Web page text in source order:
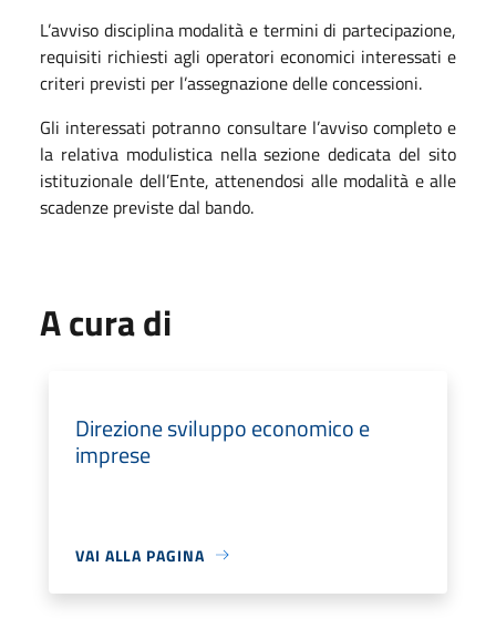
L’avviso disciplina modalità e termini di partecipazione,
requisiti richiesti agli operatori economici interessati e
criteri previsti per l’assegnazione delle concessioni.
Gli interessati potranno consultare l’avviso completo e
la relativa modulistica nella sezione dedicata del sito
istituzionale dell’Ente, attenendosi alle modalità e alle
scadenze previste dal bando.
A cura di
Direzione sviluppo economico e
imprese
VAI ALLA PAGINA